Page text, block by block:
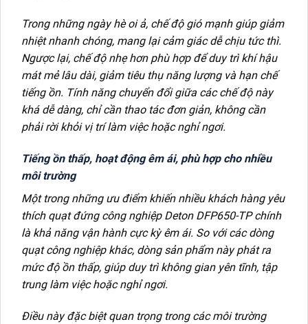
Trong những ngày hè oi ả, chế độ gió mạnh giúp giảm
nhiệt nhanh chóng, mang lại cảm giác dễ chịu tức thì.
Ngược lại, chế độ nhẹ hơn phù hợp để duy trì khí hậu
mát mẻ lâu dài, giảm tiêu thụ năng lượng và hạn chế
tiếng ồn. Tính năng chuyển đổi giữa các chế độ này
khá dễ dàng, chỉ cần thao tác đơn giản, không cần
phải rời khỏi vị trí làm việc hoặc nghỉ ngơi.
Tiếng ồn thấp, hoạt động êm ái, phù hợp cho nhiều
môi trường
Một trong những ưu điểm khiến nhiều khách hàng yêu
thích quạt đứng công nghiệp Deton DFP650-TP chính
là khả năng vận hành cực kỳ êm ái. So với các dòng
quạt công nghiệp khác, dòng sản phẩm này phát ra
mức độ ồn thấp, giúp duy trì không gian yên tĩnh, tập
trung làm việc hoặc nghỉ ngơi.
Điều này đặc biệt quan trọng trong các môi trường